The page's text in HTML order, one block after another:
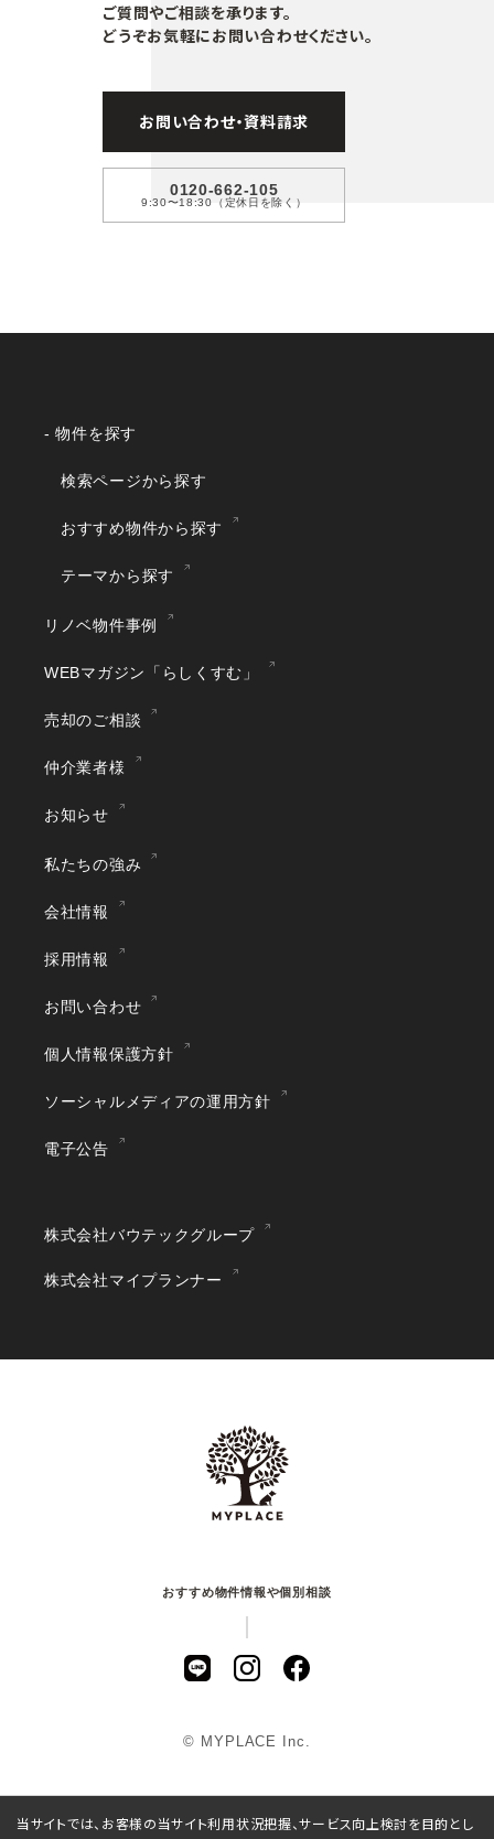
ご質問やご相談を承ります。
どうぞお気軽にお問い合わせください。
お問い合わせ・資料請求
0120-662-105
9:30〜18:30（定休日を除く）
- 物件を探す
検索ページから探す
おすすめ物件から探す
テーマから探す
リノベ物件事例
WEBマガジン「らしくすむ」
売却のご相談
仲介業者様
お知らせ
私たちの強み
会社情報
採用情報
お問い合わせ
個人情報保護方針
ソーシャルメディアの運用方針
電子公告
株式会社バウテックグループ
株式会社マイプランナー
おすすめ物件情報や個別相談
© MYPLACE Inc.
当サイトでは、お客様の当サイト利用状況把握、サービス向上検討を目的とし